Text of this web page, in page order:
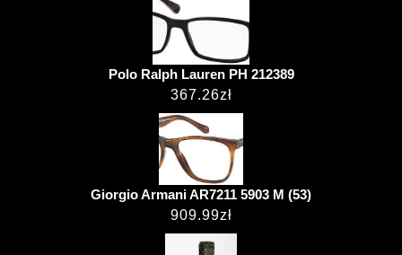
Polo Ralph Lauren PH 212389
367.26zł
Giorgio Armani AR7211 5903 M (53)
909.99zł